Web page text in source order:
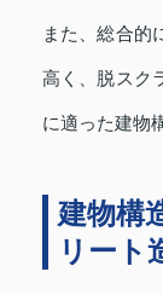
また、総合的
高く、脱スク
に適った建物
建物構
リート